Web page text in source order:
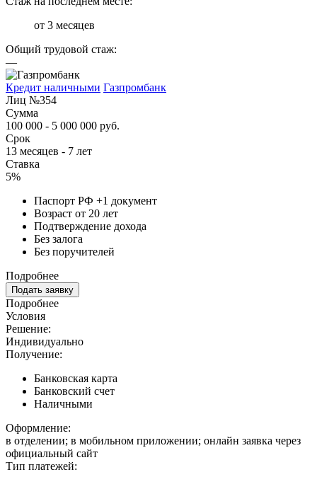
от 3 месяцев
Общий трудовой стаж:
—
Кредит наличными Газпромбанк
Лиц №354
Сумма
100 000 - 5 000 000 руб.
Срок
13 месяцев - 7 лет
Ставка
5%
Паспорт РФ +1 документ
Возраст от 20 лет
Подтверждение дохода
Без залога
Без поручителей
Подробнее
Подать заявку
Подробнее
Условия
Решение:
Индивидуально
Получение:
Банковская карта
Банковский счет
Наличными
Оформление:
в отделении; в мобильном приложении; онлайн заявка через
официальный сайт
Тип платежей: